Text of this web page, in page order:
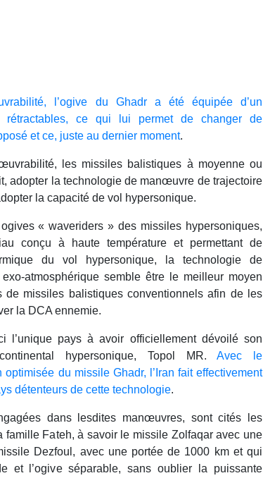
l’ogive du Ghadr a été équipée d’un
rétractables, ce qui lui permet de changer de
et ce, juste au dernier moment.
les missiles balistiques à moyenne ou
adopter la technologie de manœuvre de trajectoire
la capacité de vol hypersonique.
« waveriders » des missiles hypersoniques,
conçu à haute température et permettant de
du vol hypersonique, la technologie de
atmosphérique semble être le meilleur moyen
de missiles balistiques conventionnels afin de les
la DCA ennemie.
l’unique pays à avoir officiellement dévoilé son
hypersonique, Topol MR. Avec le
du missile Ghadr, l’Iran fait effectivement
détenteurs de cette technologie.
dans lesdites manœuvres, sont cités les
famille Fateh, à savoir le missile Zolfaqar avec une
Dezfoul, avec une portée de 1000 km et qui
et l’ogive séparable, sans oublier la puissante